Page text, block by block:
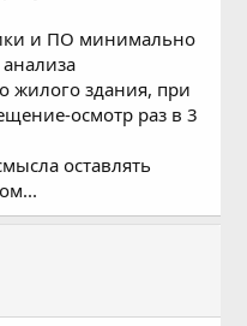
и ПО минимально
жилого здания, при
осмотр раз в 3
оставлять